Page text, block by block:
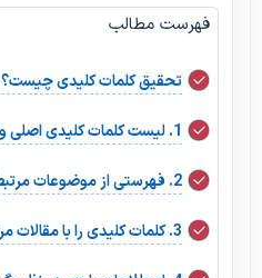
فهرست مطالب
تحقیق کلمات کلیدی چیست؟
1. لیست کلمات کلیدی اصلی و فرعی را پیدا کنید
2. فهرستی از موضوعات مرتبطی که قرار بنویسید، تهیه کنید
3. کلمات کلیدی را با مقالات مرتبط کنید